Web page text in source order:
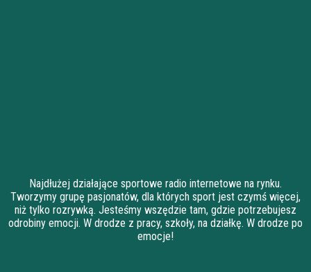
Najdłużej działające sportowe radio internetowe na rynku.
Tworzymy grupę pasjonatów, dla których sport jest czymś więcej,
niż tylko rozrywką. Jesteśmy wszędzie tam, gdzie potrzebujesz
odrobiny emocji. W drodze z pracy, szkoły, na działkę. W drodze po
emocje!